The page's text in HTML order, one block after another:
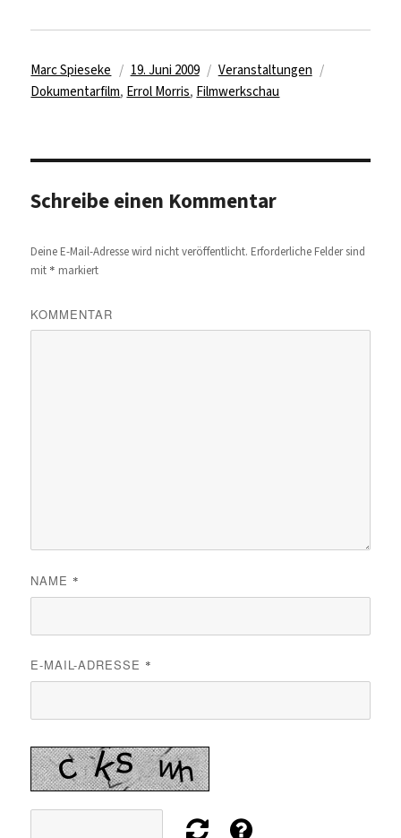
Autor
Marc Spieseke
Veröffentlicht
am
19. Juni 2009 Kategorien
Veranstaltungen
Dokumentarfilm, Errol Morris, Filmwerkschau
Schreibe einen Kommentar
Deine E-Mail-Adresse wird nicht veröffentlicht. Erforderliche Felder sind
mit * markiert
KOMMENTAR
NAME *
E-MAIL-ADRESSE *